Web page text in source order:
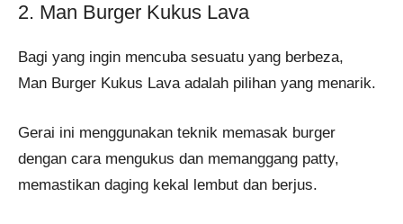
2. Man Burger Kukus Lava
Bagi yang ingin mencuba sesuatu yang berbeza,
Man Burger Kukus Lava adalah pilihan yang menarik.
Gerai ini menggunakan teknik memasak burger
dengan cara mengukus dan memanggang patty,
memastikan daging kekal lembut dan berjus.